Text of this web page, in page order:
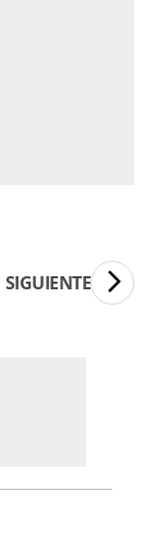
SIGUIENTE